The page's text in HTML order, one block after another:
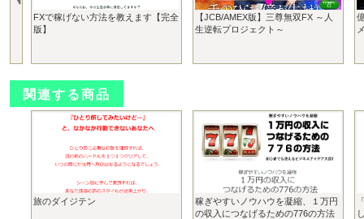
FXで稼げない方法を教えます【完全
版】
【JCB/AMEX版】三尊無双FX ～人
生逆転プロジェクト～
関連する商品
旅のダイジテン
稼ぎやすいノウハウを凝縮、１万円
の収入につなげるための776の方法